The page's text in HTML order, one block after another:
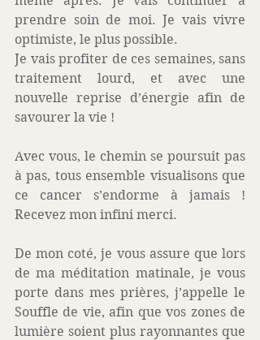
prendre soin de moi. Je vais vivre
optimiste, le plus possible.
Je vais profiter de ces semaines, sans
traitement lourd, et avec une
nouvelle reprise d’énergie afin de
savourer la vie !
Avec vous, le chemin se poursuit pas
à pas, tous ensemble visualisons que
ce cancer s’endorme à jamais !
Recevez mon infini merci.
De mon coté, je vous assure que lors
de ma méditation matinale, je vous
porte dans mes prières, j’appelle le
Souffle de vie, afin que vos zones de
lumière soient plus rayonnantes que